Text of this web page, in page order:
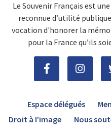
Le Souvenir Français est
reconnue d’utilité
vocation d'honorer la
pour la France qu’ils
Espace délégués
Droit à l’image
Nous